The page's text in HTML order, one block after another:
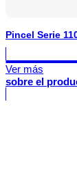
Pincel Serie
Ver más
sobre el